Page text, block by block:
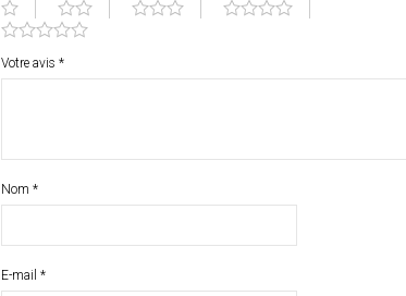
Votre avis *
Nom *
E-mail *